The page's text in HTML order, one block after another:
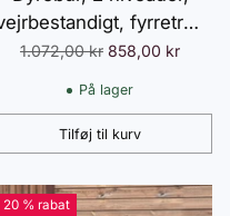
fyrretræ,
natur + grøn
Normalpris
1.072,00 kr 858,00 kr
På lager
Tilføj til kurv
20 % rabat